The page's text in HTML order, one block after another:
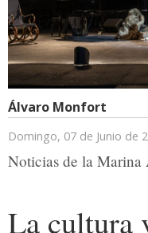
Álvaro Monfort
Domingo, 07 de Junio de
Noticias de la Marina
La cultura